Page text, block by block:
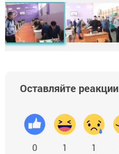
Оставляйте реакции
0 1 1